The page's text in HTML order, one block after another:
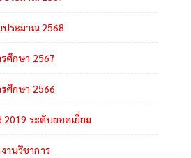
ระมาณ 2568
ศึกษา 2567
ศึกษา 2566
2019 ระดับยอดเยี่ยม
านวิชาการ